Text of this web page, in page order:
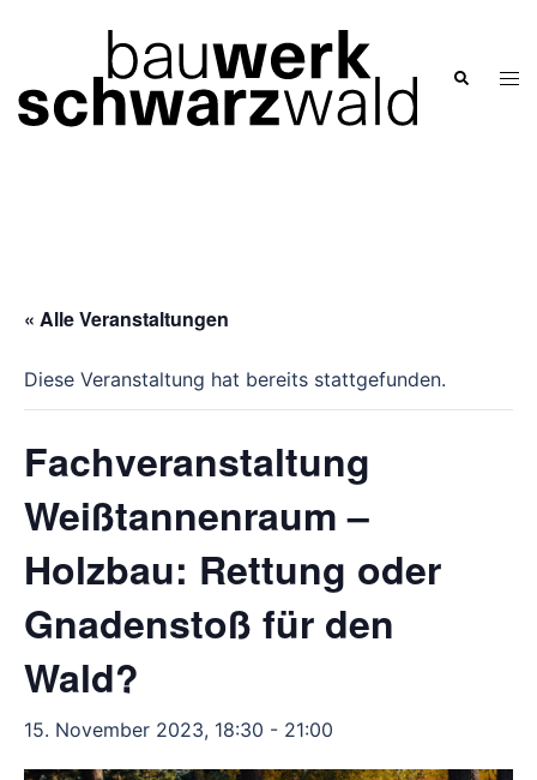
Suche
« Alle Veranstaltungen
Diese Veranstaltung hat bereits stattgefunden.
Fachveranstaltung
Weißtannenraum –
Holzbau: Rettung oder
Gnadenstoß für den
Wald?
15. November 2023, 18:30 - 21:00